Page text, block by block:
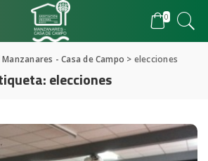
0
- Casa de Campo > elecciones
elecciones